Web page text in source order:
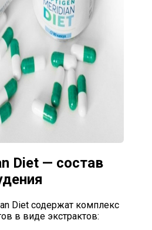
Diet — состав
Diet содержат комплекс
в виде экстрактов: